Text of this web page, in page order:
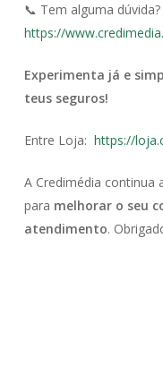
📞 Tem alguma
https://
Experimenta já e
teus seguros!
Entre Loja: https://
A Credimédia continua
para melhorar o seu
atendimento.